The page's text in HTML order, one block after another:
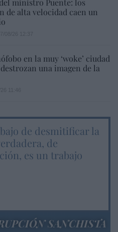
de alta velocidad caen un
en la muy ‘woke’ ciudad
una imagen de la
de desmitificar la
de
es un trabajo
SANCHISTA